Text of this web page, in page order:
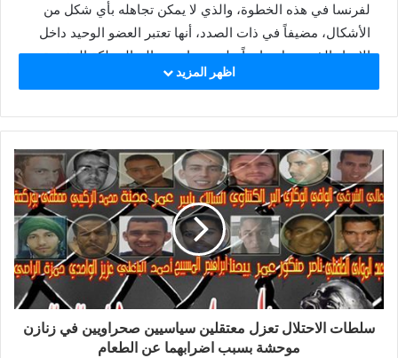
لفرنسا في هذه الخطوة، والذي لا يمكن تجاهله بأي شكل من
الأشكال، مضيفاً في ذات الصدد، أنها تعتبر العضو الوحيد داخل
الإتحاد الذي يعمل جاهداً على ضمان مصالح المملكة المغربية
داخل هذه المؤسسة الأوروبية، وهو ما أظهرته بشكل لا يدع
هذا ومن جهة أخرى، أكد رئيس الهيئة الصحراوية للبترول
والمعادن، إستعداد الجبهة الكامل للعودة إلى محكمة العدل
الأوروبية، من أجل إنتراع حقها من خلال القضاء الأوروبي، الذي
سيفرض على المفوضية الأوروبية إلغاء هذا القرار والتراجع عنه.
اظهر المزيد
سلطات الاحتلال تعزل معتقلين سياسيين صحراويين في زنازن
موحشة بسبب اضرابهما عن الطعام